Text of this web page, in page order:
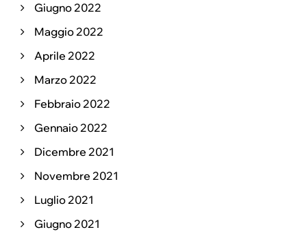
Giugno 2022
Maggio 2022
Aprile 2022
Marzo 2022
Febbraio 2022
Gennaio 2022
Dicembre 2021
Novembre 2021
Luglio 2021
Giugno 2021